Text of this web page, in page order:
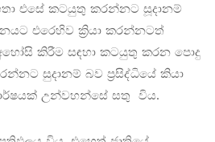
එසේ කටයුතු කරන්නට සූදානම්
එරෙහිව ක්‍රියා කරන්නටත්
කිරීම සඳහා කටයුතු කරන පොදු
සුදානම් බව ප්‍රසිද්ධියේ කියා
උන්වහන්සේ සතු විය.